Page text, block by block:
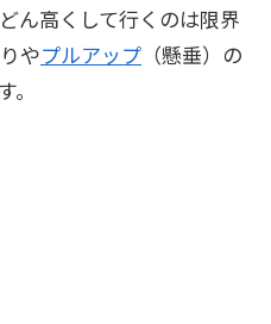
ん高くして行くのは限界
やプルアップ （懸垂）の